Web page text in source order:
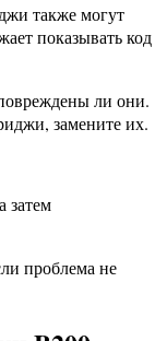
также могут
показывать код
ли они.
замените их.
затем
проблема не